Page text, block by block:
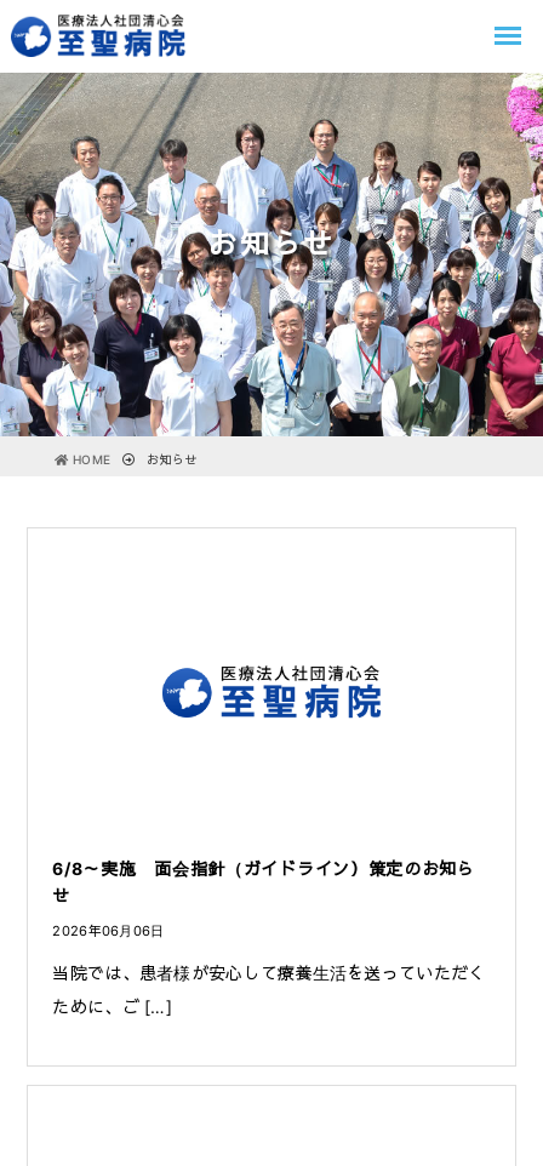
お知らせ
HOME お知らせ
6/8～実施 面会指針（ガイドライン）策定のお知ら
せ
2026年06月06日
当院では、患者様が安心して療養生活を送っていただく
ために、ご […]